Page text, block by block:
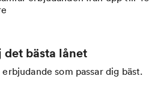
det bästa lånet
som passar dig bäst.